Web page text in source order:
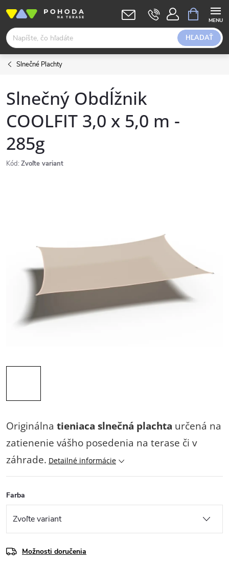
obsah
HĽADAŤ
KOŠÍK
Slnečné Plachty
Slnečný Obdĺžnik
COOLFIT 3,0 x 5,0 m -
285g
Kód: Zvoľte variant
Originálna tieniaca slnečná plachta určená na
zatienenie vášho posedenia na terase či v
záhrade. Detailné informácie
Farba
Možnosti doručenia